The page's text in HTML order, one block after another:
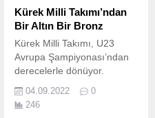
Kürek Milli Takımı’ndan
Bir Altın Bir Bronz
Kürek Milli Takımı, U23
Avrupa Şampiyonası’ndan
derecelerle dönüyor.
04.09.2022
0
246